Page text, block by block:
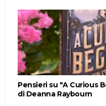
Pensieri su "A Curious
di Deanna Raybourn